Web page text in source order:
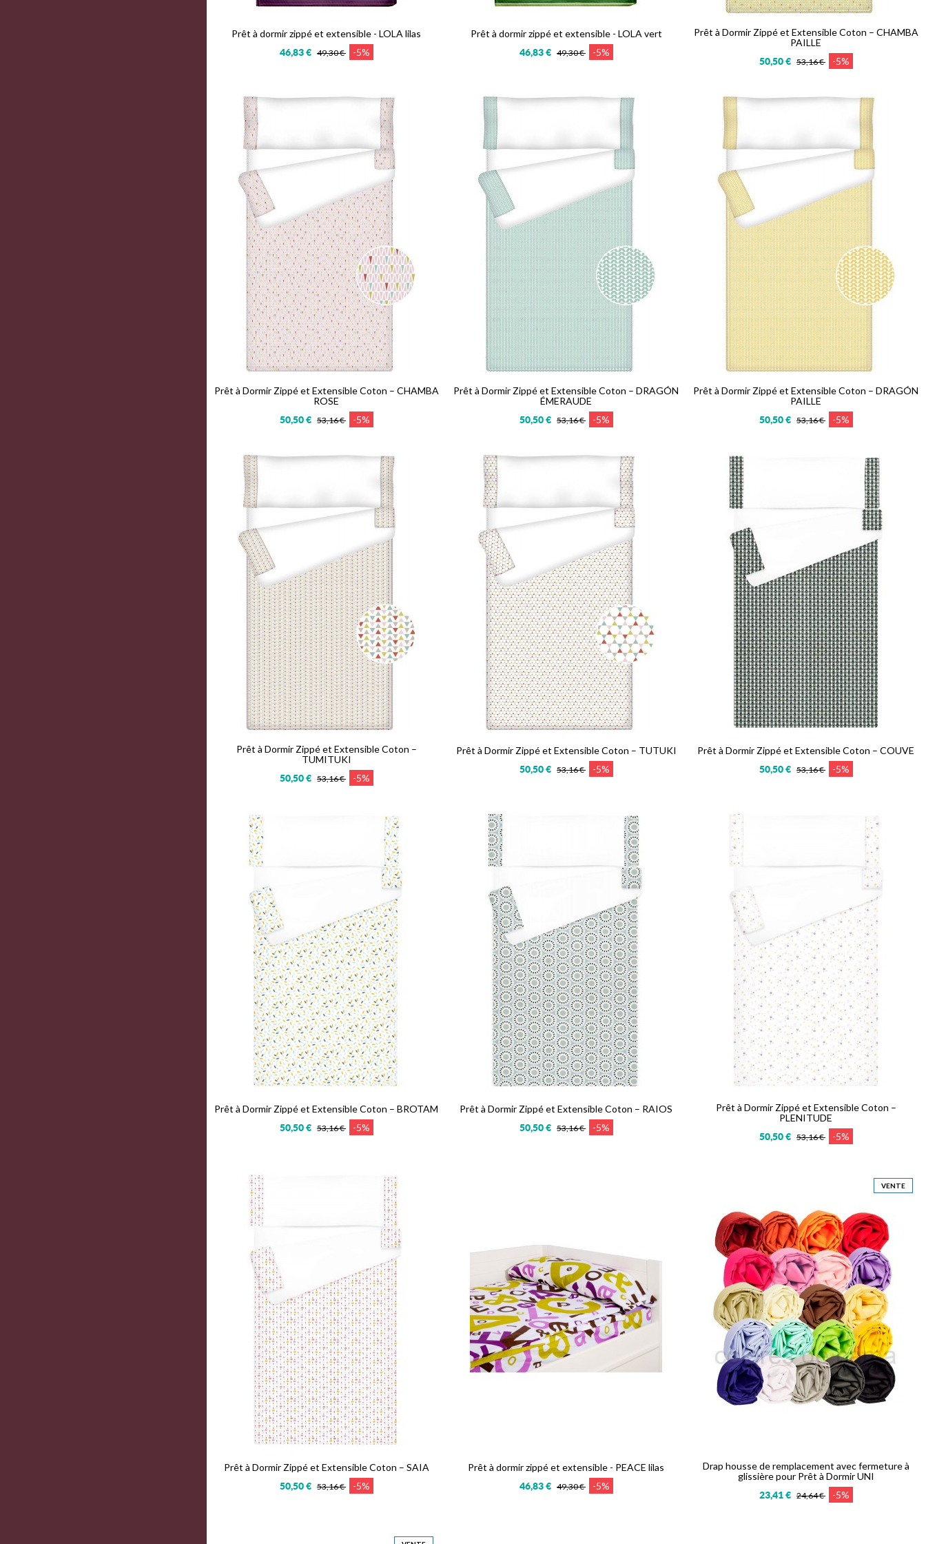
Prêt à dormir zippé et extensible - LOLA lilas
46,83 € 49,30 € -5%
Prêt à dormir zippé et extensible - LOLA vert
46,83 € 49,30 € -5%
Prêt à Dormir Zippé et Extensible Coton – CHAMBA
PAILLE
50,50 € 53,16 € -5%
Prêt à Dormir Zippé et Extensible Coton – CHAMBA
ROSE
50,50 € 53,16 € -5%
Prêt à Dormir Zippé et Extensible Coton – DRAGÓN
ÉMERAUDE
50,50 € 53,16 € -5%
Prêt à Dormir Zippé et Extensible Coton – DRAGÓN
PAILLE
50,50 € 53,16 € -5%
Prêt à Dormir Zippé et Extensible Coton –
TUMITUKI
50,50 € 53,16 € -5%
Prêt à Dormir Zippé et Extensible Coton – TUTUKI
50,50 € 53,16 € -5%
Prêt à Dormir Zippé et Extensible Coton – COUVE
50,50 € 53,16 € -5%
Prêt à Dormir Zippé et Extensible Coton – BROTAM
50,50 € 53,16 € -5%
Prêt à Dormir Zippé et Extensible Coton – RAIOS
50,50 € 53,16 € -5%
Prêt à Dormir Zippé et Extensible Coton –
PLENITUDE
50,50 € 53,16 € -5%
Prêt à Dormir Zippé et Extensible Coton – SAIA
50,50 € 53,16 € -5%
Prêt à dormir zippé et extensible - PEACE lilas
46,83 € 49,30 € -5%
VENTE
Drap housse de remplacement avec fermeture à
glissière pour Prêt à Dormir UNI
23,41 € 24,64 € -5%